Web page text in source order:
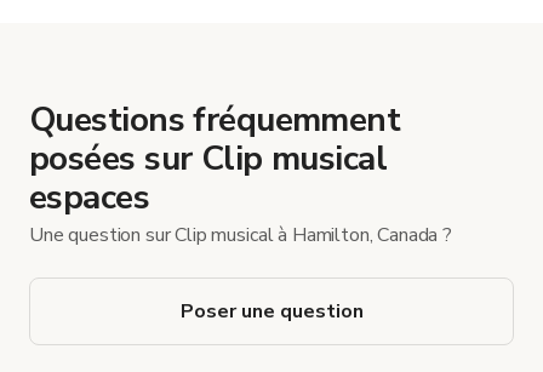
Questions fréquemment
posées sur Clip musical
espaces
Une question sur Clip musical à Hamilton, Canada ?
Poser une question